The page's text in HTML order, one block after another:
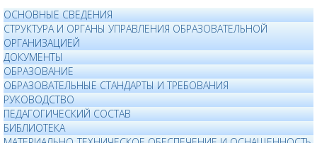
ОСНОВНЫЕ СВЕДЕНИЯ
СТРУКТУРА И ОРГАНЫ УПРАВЛЕНИЯ ОБРАЗОВАТЕЛЬНОЙ
ОРГАНИЗАЦИЕЙ
ДОКУМЕНТЫ
ОБРАЗОВАНИЕ
ОБРАЗОВАТЕЛЬНЫЕ СТАНДАРТЫ И ТРЕБОВАНИЯ
РУКОВОДСТВО
ПЕДАГОГИЧЕСКИЙ СОСТАВ
БИБЛИОТЕКА